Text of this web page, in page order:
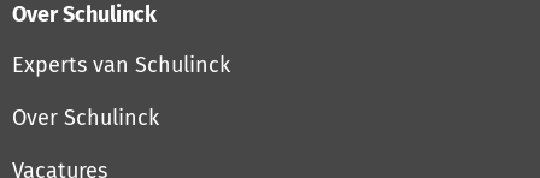
Over Schulinck
Experts van Schulinck
Over Schulinck
Vacatures